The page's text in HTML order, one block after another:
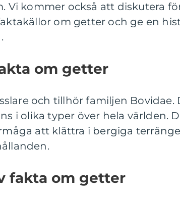
Vi kommer också att diskutera
om getter och ge en
om getter
och tillhör familjen Bovidae.
i olika typer över hela världen.
att klättra i bergiga
fakta om getter